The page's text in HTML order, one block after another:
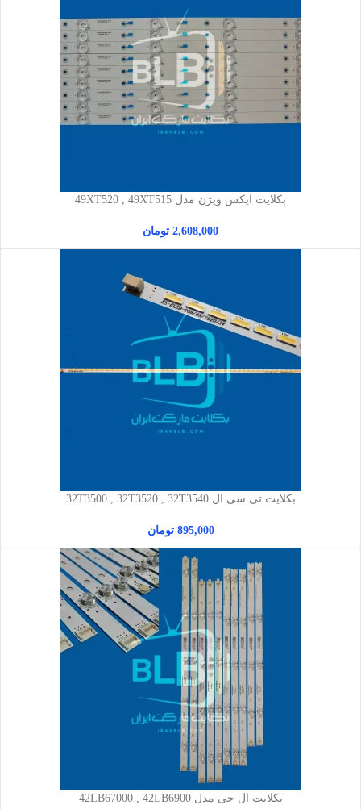
بکلایت ایکس ویژن مدل 49XT520 , 49XT515
2,608,000 تومان
بکلایت تی سی ال 32T3500 , 32T3520 , 32T3540
895,000 تومان
بکلایت ال جی مدل 42LB67000 , 42LB6900